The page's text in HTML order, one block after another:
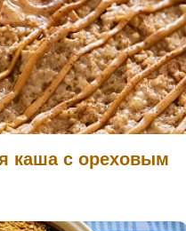
каша с ореховым